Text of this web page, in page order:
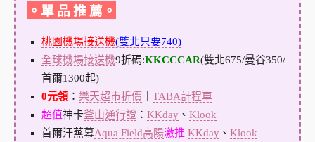
。單 品 推 薦。
桃園機場接送機(雙北只要740)
全球機場接送機9折碼:KKCCCAR(雙北675/曼谷350/
首爾1300起)
0元領： 樂天超市折價
TABA計程車
超值神卡釜山通行證： KKday 、 Klook
首爾汗蒸幕Aqua Field高陽激推 KKday 、 Klook